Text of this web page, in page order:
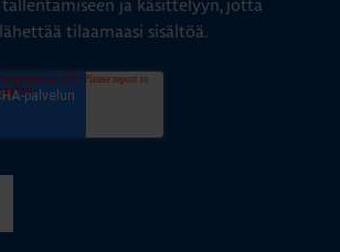
ja käsittelyyn, jotta
tilaamaasi sisältöä.